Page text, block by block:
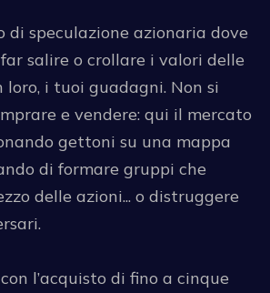
di speculazione azionaria dove
salire o crollare i valori delle
i tuoi guadagni. Non si
e vendere: qui il mercato
gettoni su una mappa
di formare gruppi che
delle azioni... o distruggere
l’acquisto di fino a cinque